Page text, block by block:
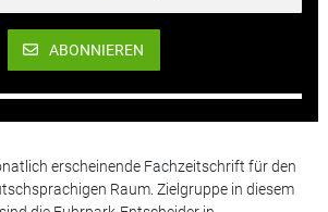
ABONNIEREN
erscheinende Fachzeitschrift für den
Raum. Zielgruppe in diesem